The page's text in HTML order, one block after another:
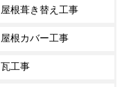
屋根葺き替え工事
屋根カバー工事
瓦工事